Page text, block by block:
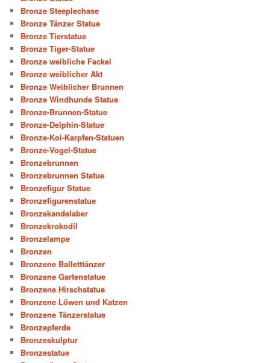
Bronze Steeplechase
Bronze Tänzer Statue
Bronze Tierstatue
Bronze Tiger-Statue
Bronze weibliche Fackel
Bronze weiblicher Akt
Bronze Weiblicher Brunnen
Bronze Windhunde Statue
Bronze-Brunnen-Statue
Bronze-Delphin-Statue
Bronze-Koi-Karpfen-Statuen
Bronze-Vogel-Statue
Bronzebrunnen
Bronzebrunnen Statue
Bronzefigur Statue
Bronzefigurenstatue
Bronzekandelaber
Bronzekrokodil
Bronzelampe
Bronzen
Bronzene Balletttänzer
Bronzene Gartenstatue
Bronzene Hirschstatue
Bronzene Löwen und Katzen
Bronzene Tänzerstatue
Bronzepferde
Bronzeskulptur
Bronzestatue